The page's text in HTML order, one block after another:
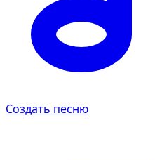
Создать песню